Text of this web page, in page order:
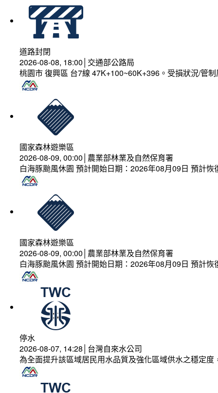
道路封閉
2026-08-08, 18:00│交通部公路局
桃園市 復興區 台7線 47K+100~60K+396。受損狀況/管
國家森林遊樂區
2026-08-09, 00:00│農業部林業及自然保育署
白海豚颱風休園 預計開始日期：2026年08月09日 預計
國家森林遊樂區
2026-08-09, 00:00│農業部林業及自然保育署
白海豚颱風休園 預計開始日期：2026年08月09日 預計
停水
2026-08-07, 14:28│台灣自來水公司
為全面提升該區域居民用水品質及強化區域供水之穩定